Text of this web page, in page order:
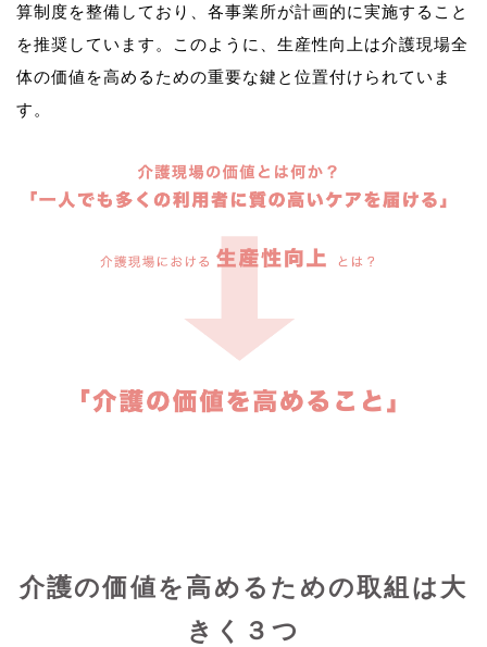
算制度を整備しており、各事業所が計画的に実施すること
を推奨しています。このように、生産性向上は介護現場全
体の価値を高めるための重要な鍵と位置付けられていま
介護の価値を高めるための取組は大
きく３つ